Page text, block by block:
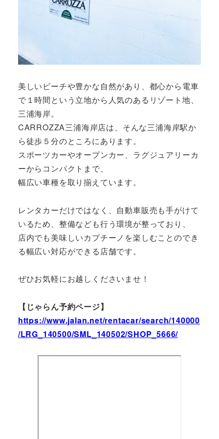
美しいビーチや豊かな自然があり、都心から電車
で１時間という立地から人気のあるリゾート地、
三浦海岸。
CARROZZA三浦海岸店は、そんな三浦海岸駅か
ら徒歩５分のところにあります。
スポーツカーやオープンカー、ラグジュアリーカ
ーからコンパクトまで、
幅広い車種を取り揃えています。
レンタカーだけではなく、自動車販売も手がけて
いるため、整備なども行う環境が整っており、
店内でも美味しいカプチーノを楽しむことのでき
る幅広い対応ができる店舗です。
ぜひお気軽にお越しくださいませ！
【じゃらん予約ページ】
https://www.jalan.net/rentacar/search/140000
/LRG_140500/SML_140502/SHOP_5666/